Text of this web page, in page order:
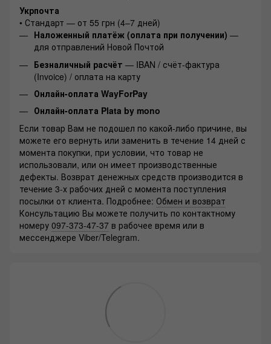
Укрпочта
• Стандарт — от 55 грн (4–7 дней)
Наложенный платёж (оплата при получении) —
для отправлений Новой Почтой
Безналичный расчёт — IBAN / счёт-фактура
(Invoice) / оплата на карту
Онлайн-оплата WayForPay
Онлайн-оплата Plata by mono
Если товар Вам не подошел по какой-либо причине, вы
можете его вернуть или заменить в течение 14 дней с
момента покупки, при условии, что товар не
использовали, или он имеет производственные
дефекты. Возврат денежных средств производится в
течение 3-х рабочих дней с момента поступления
посылки от клиента. Подробнее: Обмен и возврат
Консультацию Вы можете получить по контактному
номеру 097-373-47-37 в рабочее время или в
мессенджере Viber/Telegram.